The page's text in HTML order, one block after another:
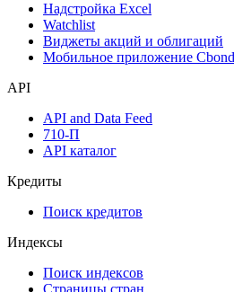
Календарь инвестора
Инструментарий
Надстройка Excel
Мобильное приложение Cbonds
API
API and Data Feed
API каталог
Кредиты
Поиск кредитов